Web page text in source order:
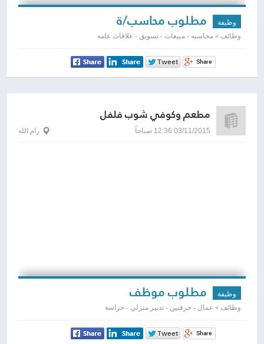
وظيفة مطلوب محاسب/ة
وظائف » محاسبه - مبيعات - تسويق - علاقات عامه
مطعم وكوفي شوب فلفل
03/11/2015 12:36 صباحاً رام الله
وظيفة مطلوب موظف
وظائف » عمال - حرفيين - تدبير منزلي - حراسة